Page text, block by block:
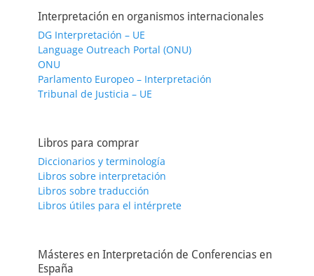
Interpretación en organismos internacionales
DG Interpretación – UE
Language Outreach Portal (ONU)
ONU
Parlamento Europeo – Interpretación
Tribunal de Justicia – UE
Libros para comprar
Diccionarios y terminología
Libros sobre interpretación
Libros sobre traducción
Libros útiles para el intérprete
Másteres en Interpretación de Conferencias en
España